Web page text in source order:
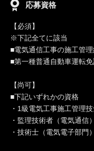
応募資格
【必須】
※下記全てに該当
■電気通信工事の施工管
■第一種普通自動車運転
【尚可】
■下記いずれかの資格
・1級電気工事施工管理
・監理技術者（電気通信）
・技術士（電気電子部門）